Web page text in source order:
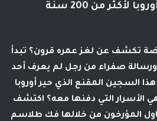
لأكثر من 200 سنة
تكشف عن لغز عمره قرون؟ تبدأ
صفراء من رجل لم يعرف أحد
السجين المقنع الذي حير أوروبا
عام؟ وما هي الأسرار التي دفنها معه؟ اكتشف
المؤرخون من خلالها فك طلاسم